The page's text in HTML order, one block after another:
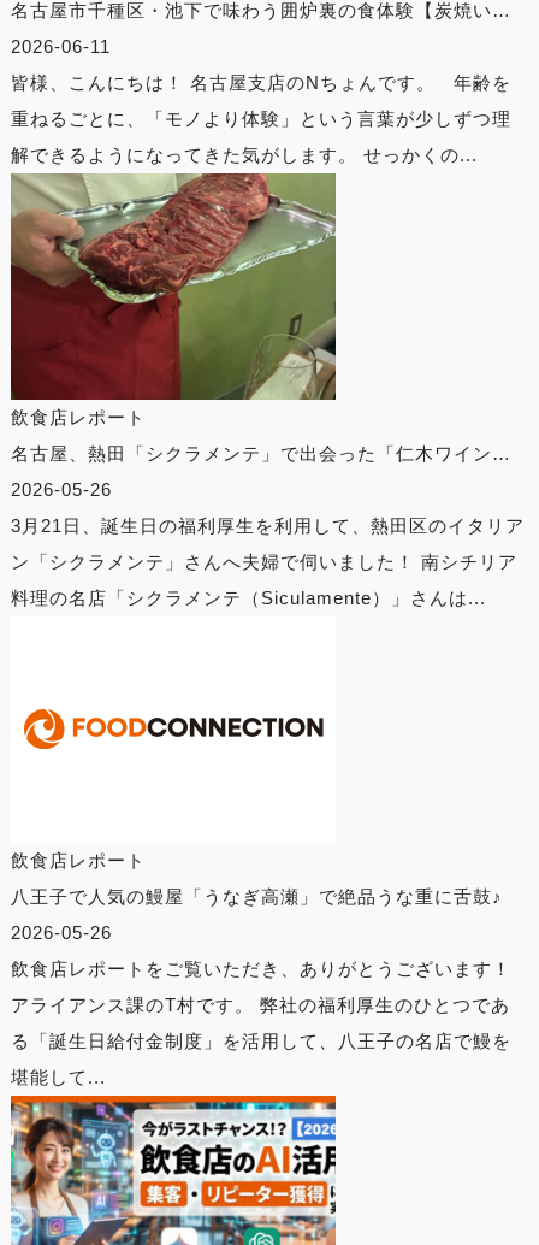
名古屋市千種区・池下で味わう囲炉裏の食体験【炭焼い…
2026-06-11
皆様、こんにちは！ 名古屋支店のNちょんです。 年齢を
重ねるごとに、「モノより体験」という言葉が少しずつ理
解できるようになってきた気がします。 せっかくの...
飲食店レポート
名古屋、熱田「シクラメンテ」で出会った「仁木ワイン…
2026-05-26
3月21日、誕生日の福利厚生を利用して、熱田区のイタリア
ン「シクラメンテ」さんへ夫婦で伺いました！ 南シチリア
料理の名店「シクラメンテ（Siculamente）」さんは...
飲食店レポート
八王子で人気の鰻屋「うなぎ高瀬」で絶品うな重に舌鼓♪
2026-05-26
飲食店レポートをご覧いただき、ありがとうございます！
アライアンス課のT村です。 弊社の福利厚生のひとつであ
る「誕生日給付金制度」を活用して、八王子の名店で鰻を
堪能して...